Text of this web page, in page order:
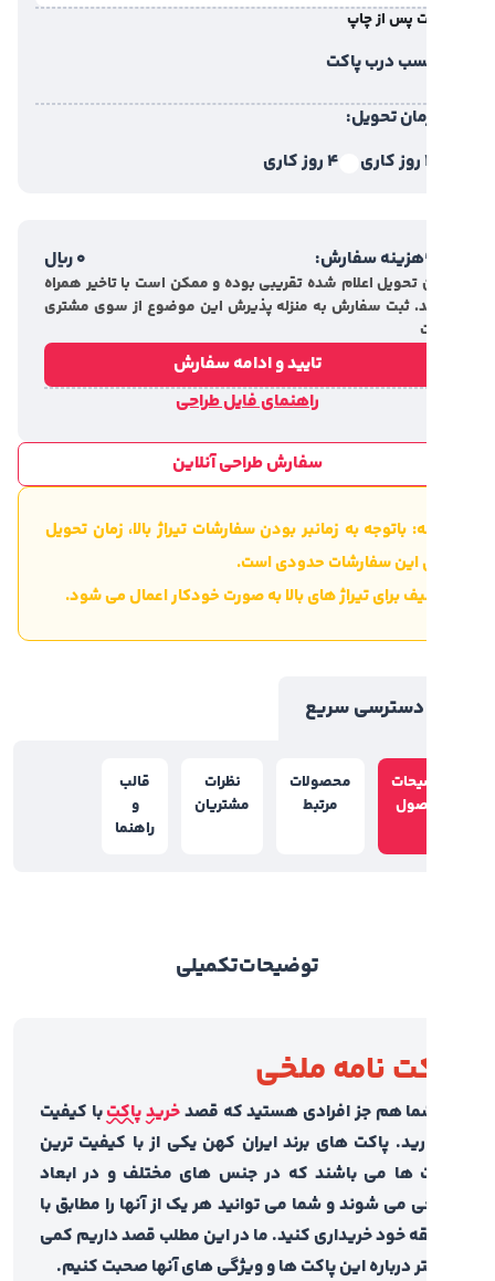
پس از چاپ
درب پاکت
تحویل:
4 روز کاری
هزینه سفارش:
تحویل اعلام شده تقریبی بوده و ممکن است با تاخیر همراه
ثبت سفارش به منزله پذیرش این موضوع از سوی مشتری
تایید و ادامه سفارش
راهنمای فایل طراحی
سفارش طراحی آنلاین
باتوجه به زمانبر بودن سفارشات تیراژ بالا، زمان تحویل
این سفارشات حدودی است.
برای تیراژ های بالا به صورت خودکار اعمال می شود.
سریع
محصولات
مرتبط
نظرات
مشتریان
قالب
و
توضیحاتتکمیلی
نامه ملخی
هم جز افرادی هستید که قصدخریدپاکتبا کیفیت
پاکت های برند ایران کهن یکی از با کیفیت ترین
ها می باشند که در جنس های مختلف و در ابعاد
می شوند و شما می توانید هر یک از آنها را مطابق با
خود خریداری کنید. ما در این مطلب قصد داریم کمی
درباره این پاکت ها و ویژگی های آنها صحبت کنیم.